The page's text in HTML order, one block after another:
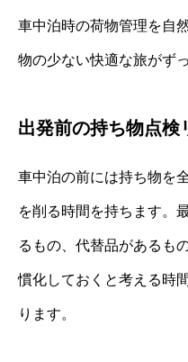
車中泊時の荷物管理を自
物の少ない快適な旅がず
出発前の持ち物点検
車中泊の前には持ち物を
を削る時間を持ちます。
るもの、代替品があるも
慣化しておくと考える時
ります。